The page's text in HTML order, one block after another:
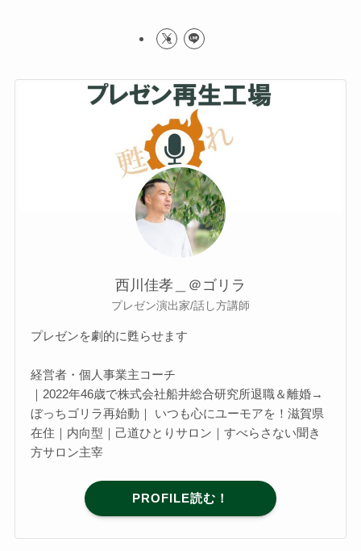
西川佳孝＿＠ゴリラ
プレゼン演出家/話し方講師
プレゼンを劇的に甦らせます
経営者・個人事業主コーチ
｜2022年46歳で株式会社船井総合研究所退職＆離婚→
ぼっちゴリラ再始動｜ いつも心にユーモアを！滋賀県
在住｜内向型｜己道ひとりサロン｜すべらさない聞き
方サロン主宰
PROFILE読む！